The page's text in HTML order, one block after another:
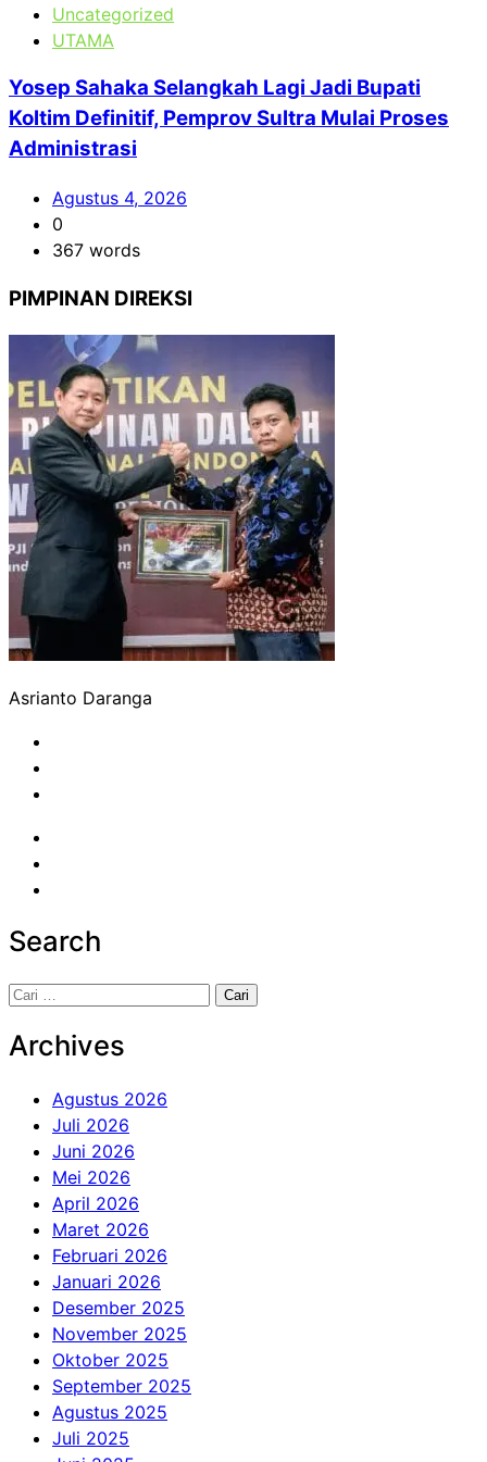
Uncategorized
UTAMA
Yosep Sahaka Selangkah Lagi Jadi Bupati
Koltim Definitif, Pemprov Sultra Mulai Proses
Administrasi
Agustus 4, 2026
0
367 words
PIMPINAN DIREKSI
Asrianto Daranga
Search
Cari
Archives
Agustus 2026
Juli 2026
Juni 2026
Mei 2026
April 2026
Maret 2026
Februari 2026
Januari 2026
Desember 2025
November 2025
Oktober 2025
September 2025
Agustus 2025
Juli 2025